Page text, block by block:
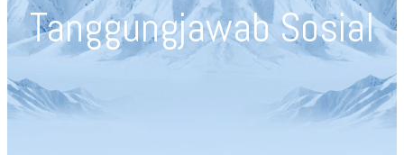
Tanggungjawab Sosial